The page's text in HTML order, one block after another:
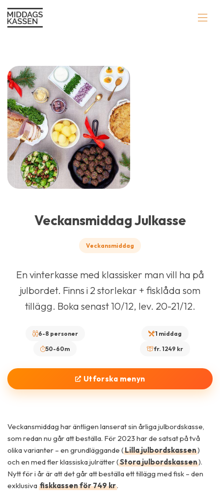
Veckansmiddag Julkasse
Veckansmiddag
En vinterkasse med klassisker man vill ha på
julbordet. Finns i 2 storlekar + fisklåda som
tillägg. Boka senast 10/12, lev. 20-21/12.
6-8 personer 1 middag
50-60m fr. 1249 kr
Utforska menyn
Veckansmiddag har äntligen lanserat sin årliga julbordskasse,
som redan nu går att beställa. För 2023 har de satsat på två
olika varianter – en grundläggande (Lilla julbordskassen)
och en med fler klassiska julrätter (Stora julbordskassen).
Nytt för i år är att det går att beställa ett tillägg med fisk – den
exklusiva fiskkassen för 749 kr.